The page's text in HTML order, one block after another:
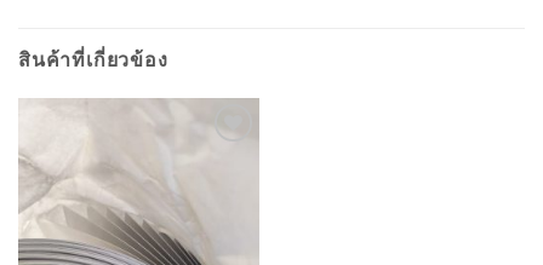
สินค้าที่เกี่ยวข้อง
รายการ
ติดตาม